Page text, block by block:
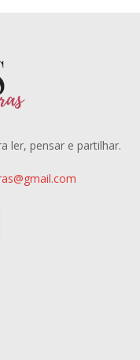
ler, pensar e partilhar.